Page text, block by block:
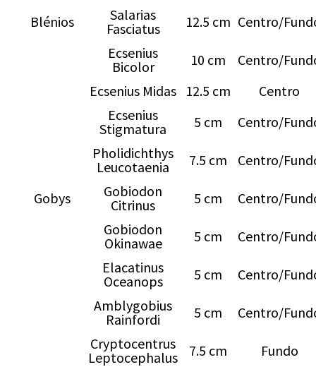
Blénios
Salarias
Fasciatus
12.5 cm Centro/
Ecsenius
Bicolor
10 cm
Centro/
Ecsenius Midas 12.5 cm
Centro
Ecsenius
Stigmatura
5 cm
Centro/
Pholidichthys
Leucotaenia
7.5 cm Centro/
Gobys
Gobiodon
Citrinus
5 cm
Centro/
Gobiodon
Okinawae
5 cm
Centro/
Elacatinus
Oceanops
5 cm
Centro/
Amblygobius
Rainfordi
5 cm
Centro/
Cryptocentrus
Leptocephalus
7.5 cm
Fundo